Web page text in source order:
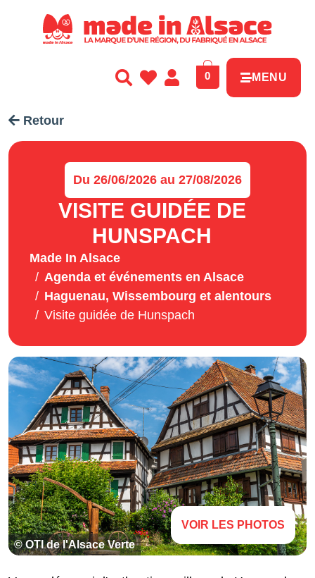
0 MENU
Retour
Du 26/06/2026 au 27/08/2026
VISITE GUIDÉE DE
HUNSPACH
Made In Alsace
Agenda et événements en Alsace
Haguenau, Wissembourg et alentours
Visite guidée de Hunspach
© OTI de l'Alsace Verte
VOIR LES PHOTOS